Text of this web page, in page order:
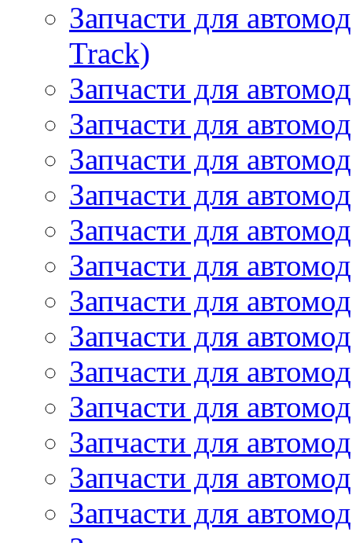
Запчасти для
Track)
Запчасти для
Запчасти для
Запчасти для
Запчасти для
Запчасти для
Запчасти для
Запчасти для
Запчасти для
Запчасти для
Запчасти для
Запчасти для
Запчасти для
Запчасти для